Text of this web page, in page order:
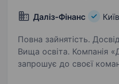
Даліз-Фінанс
Повна зайнятість.
Вища освіта. Компанія «Даліз-Фінанс»
запрошує до своєї